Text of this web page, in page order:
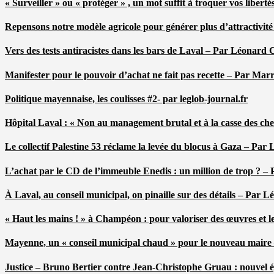
« Surveiller » ou « protéger » , un mot suffit à troquer vos
Repensons notre modèle agricole pour générer plus
Vers des tests antiracistes dans les bars de Laval – Par Léonard
Manifester pour le pouvoir d’achat ne fait pas recette – Par
Politique mayennaise, les coulisses #2- par leglob-journal.fr
Hôpital Laval : « Non au management brutal et à la casse des
Le collectif Palestine 53 réclame la levée du blocus à Gaza – Par
L’achat par le CD de l’immeuble Enedis : un million de trop ?
À Laval, au conseil municipal, on pinaille sur des détails – Par
« Haut les mains ! » à Champéon : pour valoriser des œuvres et
Mayenne, un « conseil municipal chaud » pour le nouveau
Justice – Bruno Bertier contre Jean-Christophe Gruau : nouvel